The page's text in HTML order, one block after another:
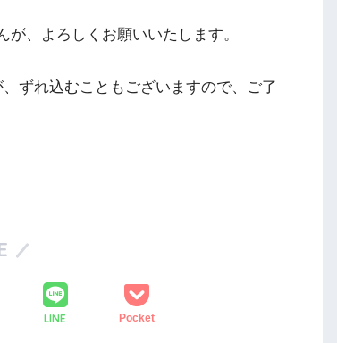
、よろしくお願いいたします。
ずれ込むこともございますので、ご了
LINE Pocket